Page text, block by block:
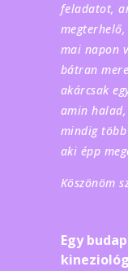
feladatot,
mai napon
bátran
akárcsak
amin
mindig
aki épp
Köszönöm
Egy